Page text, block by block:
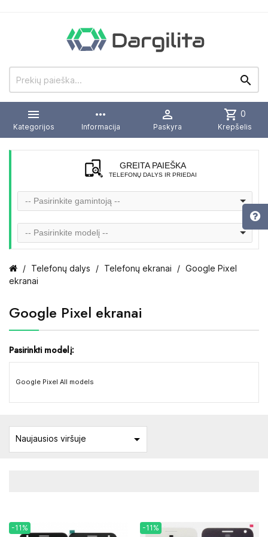


Kategorijos
more_horiz
Informacija

Paskyra
shopping_cart 0
Krepšelis
GREITA PAIEŠKA
TELEFONŲ DALYS IR PRIEDAI
-- Pasirinkite gamintoją --
-- Pasirinkite modelį --
Telefonų dalys Telefonų ekranai
Google Pixel
ekranai
Google Pixel ekranai
Pasirinkti modelį:
Google Pixel All models
Naujausios viršuje 
-11% -11%